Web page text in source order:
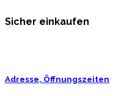
Sicher einkaufen
Adresse, Öffnungszeiten